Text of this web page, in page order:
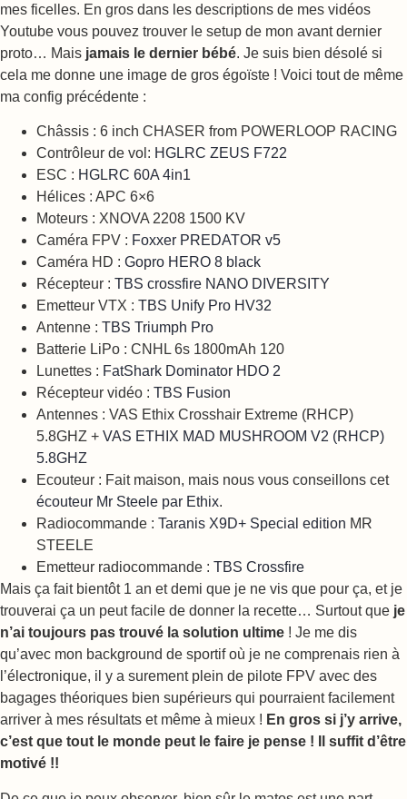
mes ficelles. En gros dans les descriptions de mes vidéos
Youtube vous pouvez trouver le setup de mon avant dernier
proto… Mais jamais le dernier bébé. Je suis bien désolé si
cela me donne une image de gros égoïste ! Voici tout de même
ma config précédente :
Châssis : 6 inch CHASER from POWERLOOP RACING
Contrôleur de vol: HGLRC ZEUS F722
ESC : HGLRC 60A 4in1
Hélices : APC 6×6
Moteurs : XNOVA 2208 1500 KV
Caméra FPV : Foxxer PREDATOR v5
Caméra HD : Gopro HERO 8 black
Récepteur : TBS crossfire NANO DIVERSITY
Emetteur VTX : TBS Unify Pro HV32
Antenne : TBS Triumph Pro
Batterie LiPo : CNHL 6s 1800mAh 120
Lunettes : FatShark Dominator HDO 2
Récepteur vidéo : TBS Fusion
Antennes : VAS Ethix Crosshair Extreme (RHCP)
5.8GHZ + VAS ETHIX MAD MUSHROOM V2 (RHCP)
5.8GHZ
Ecouteur : Fait maison, mais nous vous conseillons cet
écouteur Mr Steele par Ethix.
Radiocommande : Taranis X9D+ Special edition MR
STEELE
Emetteur radiocommande : TBS Crossfire
Mais ça fait bientôt 1 an et demi que je ne vis que pour ça, et je
trouverai ça un peut facile de donner la recette… Surtout que je
n’ai toujours pas trouvé la solution ultime ! Je me dis
qu’avec mon background de sportif où je ne comprenais rien à
l’électronique, il y a surement plein de pilote FPV avec des
bagages théoriques bien supérieurs qui pourraient facilement
arriver à mes résultats et même à mieux ! En gros si j’y arrive,
c’est que tout le monde peut le faire je pense ! Il suffit d’être
motivé !!